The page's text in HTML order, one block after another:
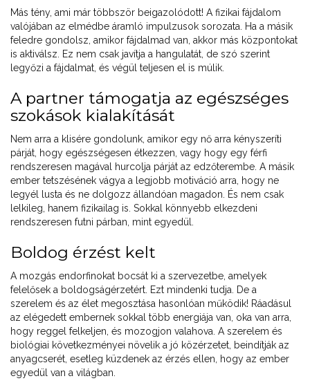
Más tény, ami már többször beigazolódott! A fizikai fájdalom
valójában az elmédbe áramló impulzusok sorozata. Ha a másik
feledre gondolsz, amikor fájdalmad van, akkor más központokat
is aktiválsz. Ez nem csak javítja a hangulatát, de szó szerint
legyőzi a fájdalmat, és végül teljesen el is múlik.
A partner támogatja az egészséges
szokások kialakítását
Nem arra a klisére gondolunk, amikor egy nő arra kényszeríti
párját, hogy egészségesen étkezzen, vagy hogy egy férfi
rendszeresen magával hurcolja párját az edzőterembe. A másik
ember tetszésének vágya a legjobb motiváció arra, hogy ne
legyél lusta és ne dolgozz állandóan magadon. És nem csak
lelkileg, hanem fizikailag is. Sokkal könnyebb elkezdeni
rendszeresen futni párban, mint egyedül.
Boldog érzést kelt
A mozgás endorfinokat bocsát ki a szervezetbe, amelyek
felelősek a boldogságérzetért. Ezt mindenki tudja. De a
szerelem és az élet megosztása hasonlóan működik! Ráadásul
az elégedett embernek sokkal több energiája van, oka van arra,
hogy reggel felkeljen, és mozogjon valahova. A szerelem és
biológiai következményei növelik a jó közérzetet, beindítják az
anyagcserét, esetleg küzdenek az érzés ellen, hogy az ember
egyedül van a világban.